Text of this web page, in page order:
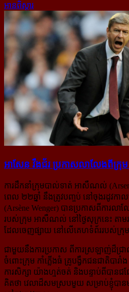
អានពិស្ដារ
អាសែន វឹងជ័រ ប្រកាស​លាលែង​ពី​ក្រុម
ការដឹកនាំក្រុមបាល់ទាត់ អាសឺណល់
ពេល ២២ឆ្នាំ នឹងត្រូវបញ្ចប់ នៅចុងរដូវកា
(Arsène Wenger) បានប្រកាសពីការល
របស់ក្រុម អាសឺណល់ នៅថ្ងៃសុក្រនេះ តា
ដែលចេញផ្សាយ នៅលើគេហទំព័ររបស់ក្រុ
ជាមួយនឹងការប្រកាស ពីការស្រឡាញ់ដ៏ជ្រា
ចំពោះក្រុម កាំភ្លើងធំ គ្រូបង្វឹកជនជាតិបារ
ការសិក្សា យ៉ាងហ្មត់ចត់ និងបន្ទាប់ពីបានជ
គិតថា វេលាដ៏សមស្របមួយ សម្រាប់ខ្ញុំប